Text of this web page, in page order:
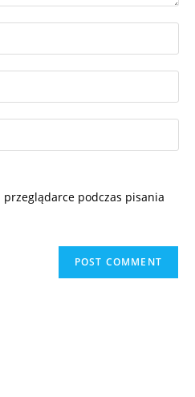
podczas pisania